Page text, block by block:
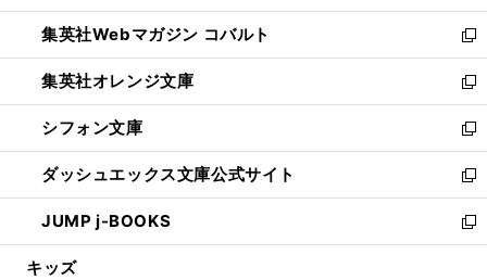
開
く
ウ
で
開
く
ン
ド
ウ
で
開
く
ウ
ィ
ン
ド
ウ
で
開
く
集英社Webマガジン コバルト
新
し
い
ウ
ィ
ン
ド
ウ
で
開
集英社オレンジ文庫
新
し
い
ウ
ィ
ン
ド
ウ
シフォン文庫
新
し
い
ウ
ィ
ン
ダッシュエックス文庫公式サイト
新
し
い
ウ
JUMP j-BOOKS
新
し
キッズ